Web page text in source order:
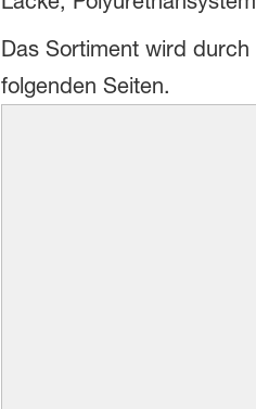
Das Sortiment wird
folgenden Seiten.